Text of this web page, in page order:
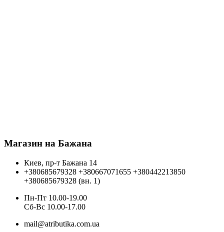
Магазин на Бажана
Киев, пр-т Бажана 14
+380685679328 +380667071655 +380442213850
+380685679328 (вн. 1)
Пн-Пт 10.00-19.00
Cб-Вс 10.00-17.00
mail@atributika.com.ua